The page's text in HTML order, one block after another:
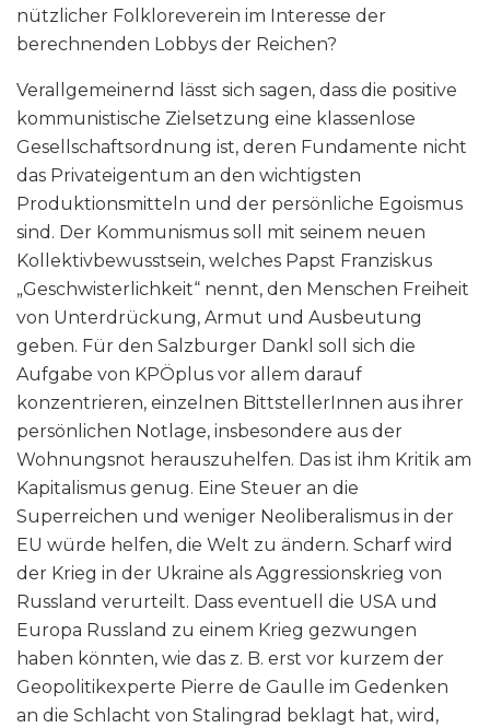
nützlicher Folkloreverein im Interesse der
berechnenden Lobbys der Reichen?
Verallgemeinernd lässt sich sagen, dass die positive
kommunistische Zielsetzung eine klassenlose
Gesellschaftsordnung ist, deren Fundamente nicht
das Privateigentum an den wichtigsten
Produktionsmitteln und der persönliche Egoismus
sind. Der Kommunismus soll mit seinem neuen
Kollektivbewusstsein, welches Papst Franziskus
„Geschwisterlichkeit“ nennt, den Menschen Freiheit
von Unterdrückung, Armut und Ausbeutung
geben. Für den Salzburger Dankl soll sich die
Aufgabe von KPÖplus vor allem darauf
konzentrieren, einzelnen BittstellerInnen aus ihrer
persönlichen Notlage, insbesondere aus der
Wohnungsnot herauszuhelfen. Das ist ihm Kritik am
Kapitalismus genug. Eine Steuer an die
Superreichen und weniger Neoliberalismus in der
EU würde helfen, die Welt zu ändern. Scharf wird
der Krieg in der Ukraine als Aggressionskrieg von
Russland verurteilt. Dass eventuell die USA und
Europa Russland zu einem Krieg gezwungen
haben könnten, wie das z. B. erst vor kurzem der
Geopolitikexperte Pierre de Gaulle im Gedenken
an die Schlacht von Stalingrad beklagt hat, wird,